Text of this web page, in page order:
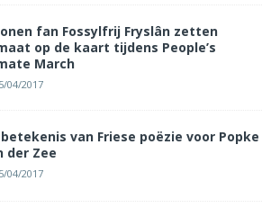
fan Fossylfrij Fryslân zetten
op de kaart tijdens People’s
March
04/2017
betekenis van Friese poëzie voor Popke
der Zee
04/2017